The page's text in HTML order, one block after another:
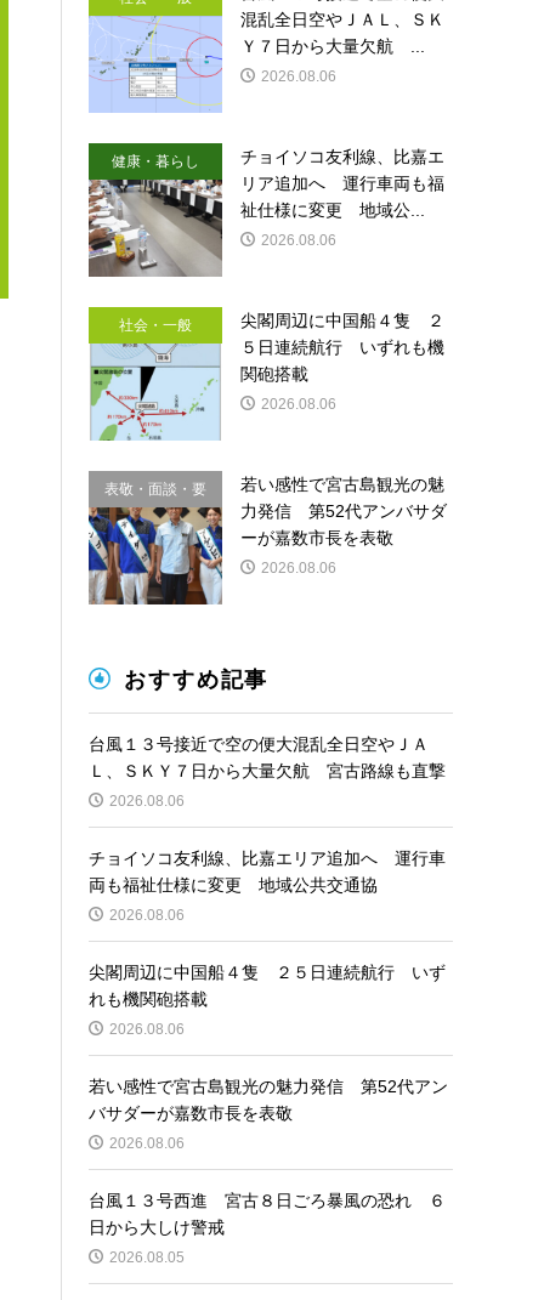
混乱全日空やＪＡＬ、ＳＫ
Ｙ７日から大量欠航 ...
2026.08.06
健康・暮らし
チョイソコ友利線、比嘉エ
リア追加へ 運行車両も福
祉仕様に変更 地域公...
2026.08.06
社会・一般
尖閣周辺に中国船４隻 ２
５日連続航行 いずれも機
関砲搭載
2026.08.06
表敬・面談・要
請
若い感性で宮古島観光の魅
力発信 第52代アンバサダ
ーが嘉数市長を表敬
2026.08.06
おすすめ記事
台風１３号接近で空の便大混乱全日空やＪＡ
Ｌ、ＳＫＹ７日から大量欠航 宮古路線も直撃
2026.08.06
チョイソコ友利線、比嘉エリア追加へ 運行車
両も福祉仕様に変更 地域公共交通協
2026.08.06
尖閣周辺に中国船４隻 ２５日連続航行 いず
れも機関砲搭載
2026.08.06
若い感性で宮古島観光の魅力発信 第52代アン
バサダーが嘉数市長を表敬
2026.08.06
台風１３号西進 宮古８日ごろ暴風の恐れ ６
日から大しけ警戒
2026.08.05